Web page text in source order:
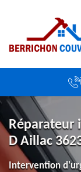
Réparateur
D Aillac
Intervention